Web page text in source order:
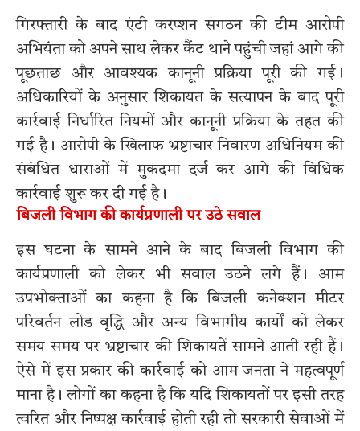
गिरफ्तारी के बाद एंटी करप्शन संगठन की टीम आरोपी
अभियंता को अपने साथ लेकर कैंट थाने पहुंची जहां आगे की
पूछताछ और आवश्यक कानूनी प्रक्रिया पूरी की गई।
अधिकारियों के अनुसार शिकायत के सत्यापन के बाद पूरी
कार्रवाई निर्धारित नियमों और कानूनी प्रक्रिया के तहत की
गई है। आरोपी के खिलाफ भ्रष्टाचार निवारण अधिनियम की
संबंधित धाराओं में मुकदमा दर्ज कर आगे की विधिक
कार्रवाई शुरू कर दी गई है।
बिजली विभाग की कार्यप्रणाली पर उठे सवाल
इस घटना के सामने आने के बाद बिजली विभाग की
कार्यप्रणाली को लेकर भी सवाल उठने लगे हैं। आम
उपभोक्ताओं का कहना है कि बिजली कनेक्शन मीटर
परिवर्तन लोड वृद्धि और अन्य विभागीय कार्यों को लेकर
समय समय पर भ्रष्टाचार की शिकायतें सामने आती रही हैं।
ऐसे में इस प्रकार की कार्रवाई को आम जनता ने महत्वपूर्ण
माना है। लोगों का कहना है कि यदि शिकायतों पर इसी तरह
त्वरित और निष्पक्ष कार्रवाई होती रही तो सरकारी सेवाओं में